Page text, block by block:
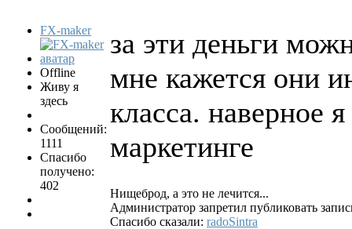
FX-maker
Offline
Живу я
здесь
Сообщений:
1111
Спасибо
получено:
402
за эти деньги
мне кажется они
класса. наверное
маркетинге
Нищеброд, а это не лечится...
Администратор запретил публиковать
Спасибо сказали: radoSintra